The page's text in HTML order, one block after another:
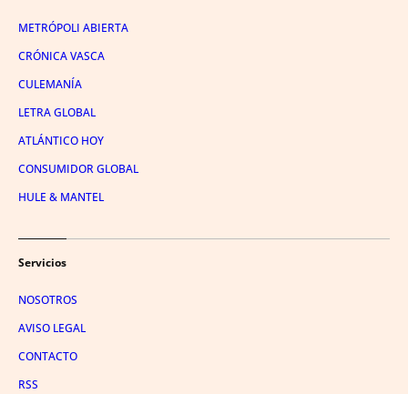
METRÓPOLI ABIERTA
CRÓNICA VASCA
CULEMANÍA
LETRA GLOBAL
ATLÁNTICO HOY
CONSUMIDOR GLOBAL
HULE & MANTEL
Servicios
NOSOTROS
AVISO LEGAL
CONTACTO
RSS